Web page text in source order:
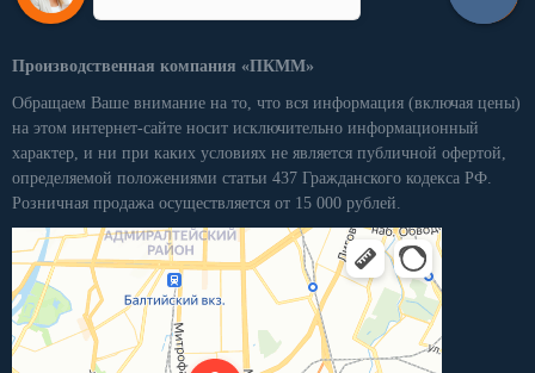
Производственная компания «ПКММ»
Обращаем Ваше внимание на то, что вся информация (включая цены)
на этом интернет-сайте носит исключительно информационный
характер, и ни при каких условиях не является публичной офертой,
определяемой положениями статьи 437 Гражданского кодекса РФ.
Розничная продажа осуществляется от 15 000 рублей.